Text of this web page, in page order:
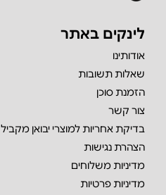
לינקים באתר
אודותינו
שאלות תשובות
הזמנת סוכן
צור קשר
בדיקת אחריות למוצרי יבואן מקביל
הצהרת נגישות
מדיניות משלוחים
מדיניות פרטיות